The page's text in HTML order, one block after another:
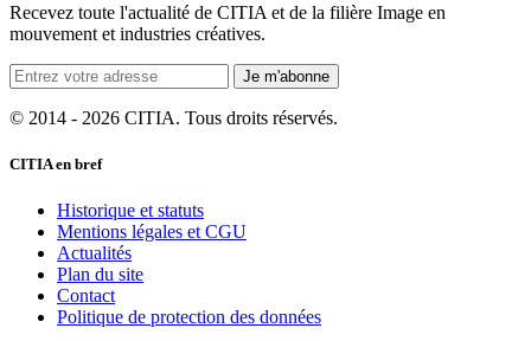
Recevez toute l'actualité de CITIA et de la filière Image en
mouvement et industries créatives.
Je m'abonne
© 2014 - 2026 CITIA. Tous droits réservés.
CITIA en bref
Historique et statuts
Mentions légales et CGU
Actualités
Plan du site
Contact
Politique de protection des données